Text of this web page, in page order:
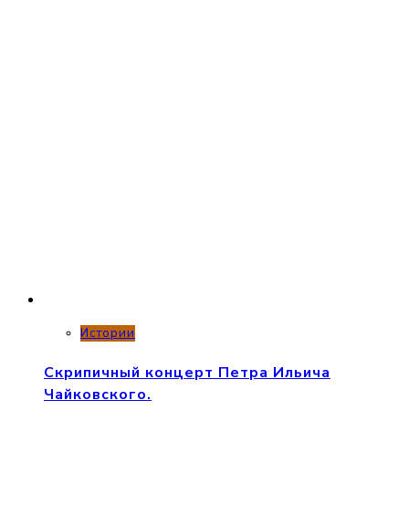
Истории
Скрипичный концерт Петра Ильича
Чайковского.